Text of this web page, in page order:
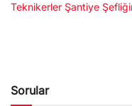
Teknikerler Şantiye
Sorular